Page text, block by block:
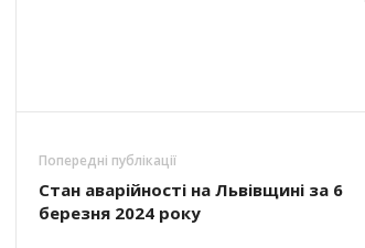
Попередні публікації
Стан аварійності на Львівщині за 6
березня 2024 року